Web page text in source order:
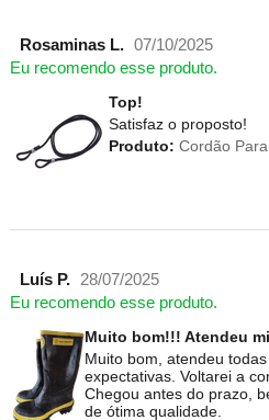
Rosaminas L. 07/10/2025
Eu recomendo esse produto.
Top!
Satisfaz o proposto!
Produto: Cordão
Luís P.
28/07/2025
Eu recomendo esse produto.
Muito bom!!! Atendeu
Muito bom, atendeu
expectativas. Voltarei a
Chegou antes do prazo,
de ótima qualidade.